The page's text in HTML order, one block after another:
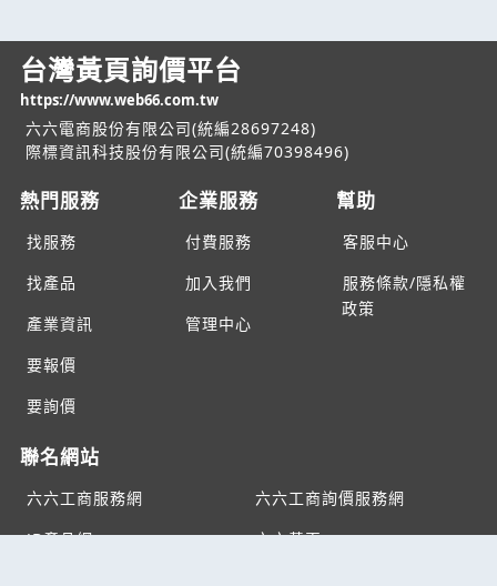
台灣黃頁詢價平台
https://www.web66.com.tw
六六電商股份有限公司(統編28697248)
際標資訊科技股份有限公司(統編70398496)
熱門服務
找服務
找產品
產業資訊
要報價
要詢價
企業服務
付費服務
加入我們
管理中心
幫助
客服中心
服務條款/隱私權
政策
聯名網站
六六工商服務網
六六工商詢價服務網
JB產品網
六六黃頁